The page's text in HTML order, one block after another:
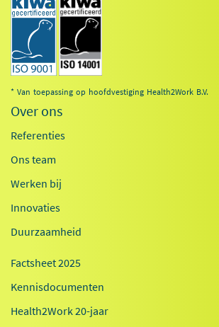
* Van toepassing op hoofdvestiging Health2Work B.V.
Over ons
Referenties
Ons team
Werken bij
Innovaties
Duurzaamheid
Factsheet 2025
Kennisdocumenten
Health2Work 20-jaar